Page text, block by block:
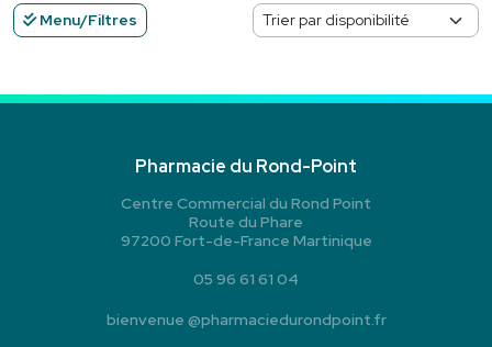
Menu/Filtres
Pharmacie du Rond-Point
Centre Commercial du Rond Point
Route du Phare
97200 Fort-de-France Martinique
05 96 61 61 04
bienvenue @pharmaciedurondpoint.fr